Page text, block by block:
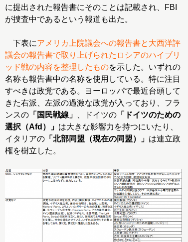
に提出された報告書にそのことは記載され、FBI
が捜査中であるという報道も出た。
下表にアメリカ上院議会への報告書と大西洋評
議会の報告書で取り上げられたロシアのハイブリ
ッド戦の内容を整理したものを示した。いずれの
名称も報告書中の名称を使用している。特に注目
すべきは政党である。ヨーロッパで最近台頭して
きた右派、左派の過激な政党が入っており、フラ
ンスの 「国民戦線」 、ドイツの 「ドイツのための
選択（Afd）」 は大きな影響力を持つにいたり、
イタリアの 「北部同盟（現在の同盟）」 は連立政
権を樹立した。